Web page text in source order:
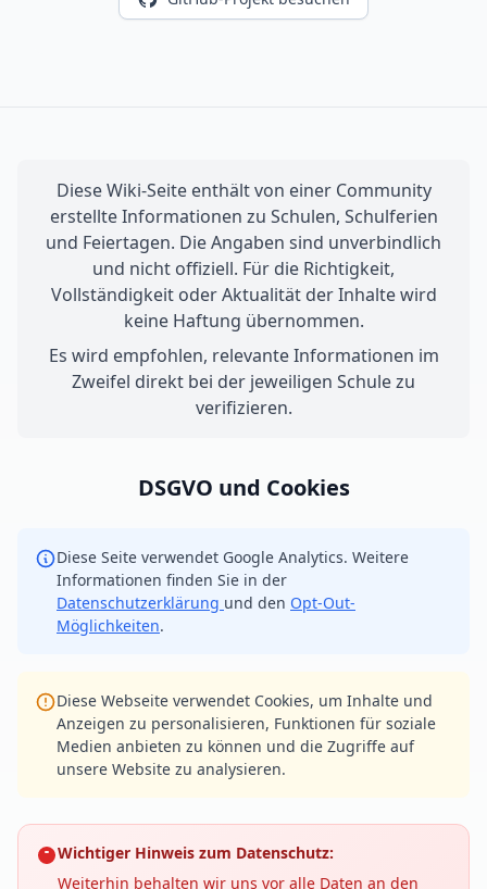
Diese Wiki-Seite enthält von einer Community
erstellte Informationen zu Schulen, Schulferien
und Feiertagen. Die Angaben sind unverbindlich
und nicht offiziell. Für die Richtigkeit,
Vollständigkeit oder Aktualität der Inhalte wird
keine Haftung übernommen.
Es wird empfohlen, relevante Informationen im
Zweifel direkt bei der jeweiligen Schule zu
verifizieren.
DSGVO und Cookies
Diese Seite verwendet Google Analytics. Weitere
Informationen finden Sie in der
Datenschutzerklärung und den Opt-Out-
Möglichkeiten.
Diese Webseite verwendet Cookies, um Inhalte und
Anzeigen zu personalisieren, Funktionen für soziale
Medien anbieten zu können und die Zugriffe auf
unsere Website zu analysieren.
Wichtiger Hinweis zum Datenschutz:
Weiterhin behalten wir uns vor alle Daten an den